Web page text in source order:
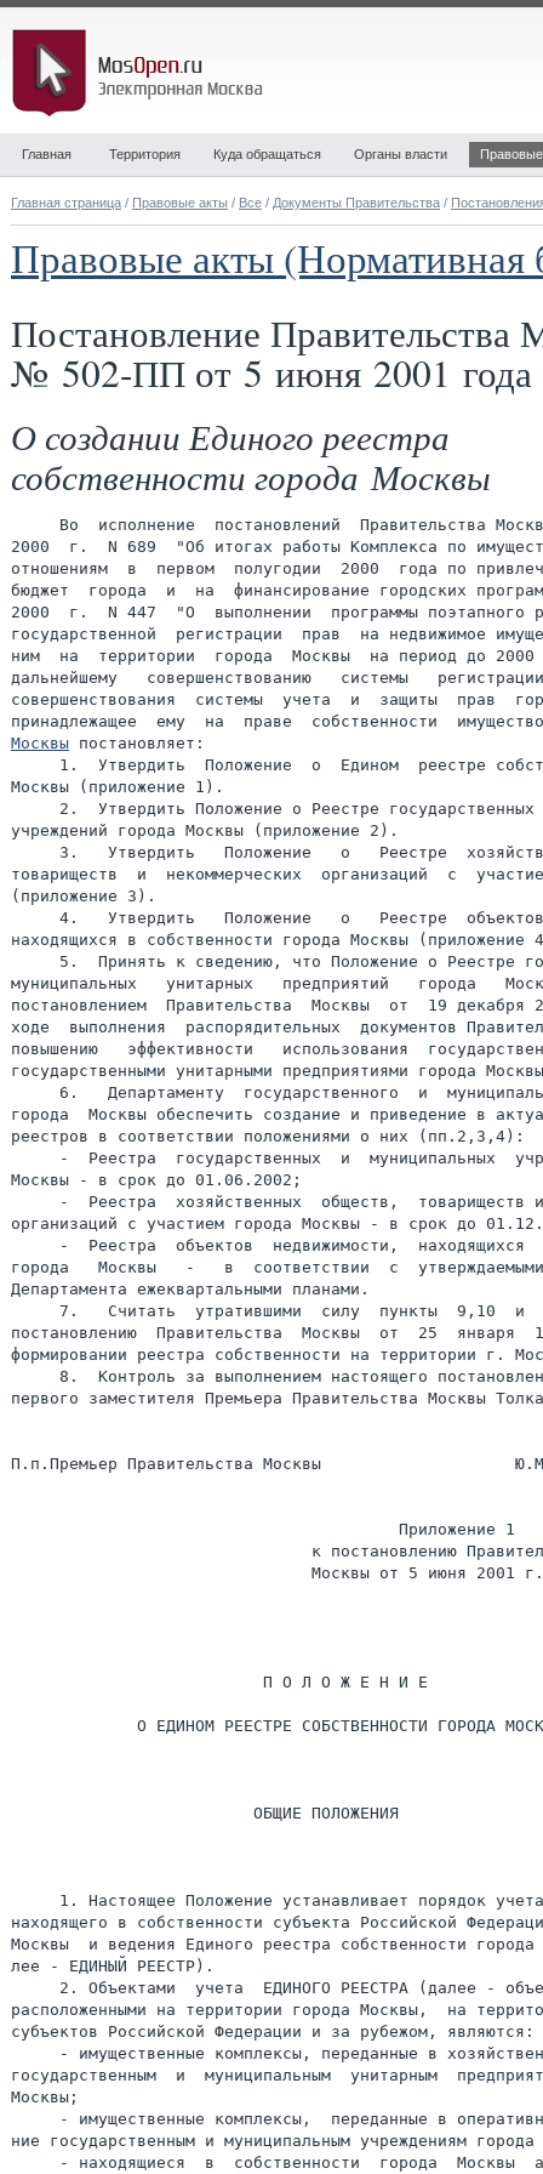
Главная Территория Куда обращаться Органы власти
Главная страница / Правовые акты / Все / Документы Правительства /
Правовые акты (Нормативная
Постановление Правительства
№ 502-ПП от 5 июня 2001 года
О создании Единого реестра
собственности города Москвы
Во  исполнение  постановлений  Правительства
2000  г.  N 689  "Об итогах работы Комплекса по
отношениям  в  первом  полугодии  2000  года по
бюджет  города  и  на  финансирование городских
2000  г.  N 447  "О  выполнении  программы поэтапного
государственной  регистрации  прав  на недвижимое
ним  на  территории  города  Москвы  на период до 2000
дальнейшему   совершенствованию   системы
совершенствования  системы  учета  и  защиты  прав
принадлежащее  ему  на  праве  собственности
Москвы постановляет:
1.  Утвердить  Положение  о  Едином  реестре
Москвы (приложение 1).
2.  Утвердить Положение о Реестре государственных
учреждений города Москвы (приложение 2).
3.   Утвердить   Положение   о   Реестре
товариществ  и  некоммерческих  организаций  с
(приложение 3).
4.   Утвердить   Положение   о   Реестре
находящихся в собственности города Москвы (приложение
5.  Принять к сведению, что Положение о Реестре
муниципальных   унитарных   предприятий   города
постановлением  Правительства  Москвы  от  19
ходе  выполнения  распорядительных  документов
повышению   эффективности   использования
государственными унитарными предприятиями города
6.   Департаменту  государственного  и
города  Москвы обеспечить создание и приведение в
реестров в соответствии положениями о них (пп.2,3,4):
-  Реестра  государственных  и  муниципальных
Москвы - в срок до 01.06.2002;
-  Реестра  хозяйственных  обществ,  товариществ
организаций с участием города Москвы - в срок до
-  Реестра  объектов  недвижимости,  находящихся
города   Москвы   -   в  соответствии  с  утверждаемыми
Департамента ежеквартальными планами.
7.   Считать  утратившими  силу  пункты  9,10  и
постановлению  Правительства  Москвы  от  25  января
формировании реестра собственности на территории г.
8.  Контроль за выполнением настоящего
первого заместителя Премьера Правительства Москвы
П.п.Премьер Правительства Москвы
                                        Приложение 1
к постановлению
Москвы от 5 июня 2001
                          П О Л О Ж Е Н И Е
О ЕДИНОМ РЕЕСТРЕ СОБСТВЕННОСТИ ГОРОДА
                         ОБЩИЕ ПОЛОЖЕНИЯ
1. Настоящее Положение устанавливает порядок
находящего в собственности субъекта Российской
Москвы  и ведения Единого реестра собственности
лее - ЕДИНЫЙ РЕЕСТР).
2. Объектами  учета  ЕДИНОГО РЕЕСТРА (далее -
расположенными на территории города Москвы,  на
субъектов Российской Федерации и за рубежом, являются:
- имущественные комплексы, переданные в
государственным  и  муниципальным  унитарным
Москвы;
- имущественные комплексы,  переданные в
ние государственным и муниципальным учреждениям
- находящиеся  в  собственности  города  Москвы